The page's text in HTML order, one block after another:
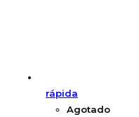
rápida
Agotado